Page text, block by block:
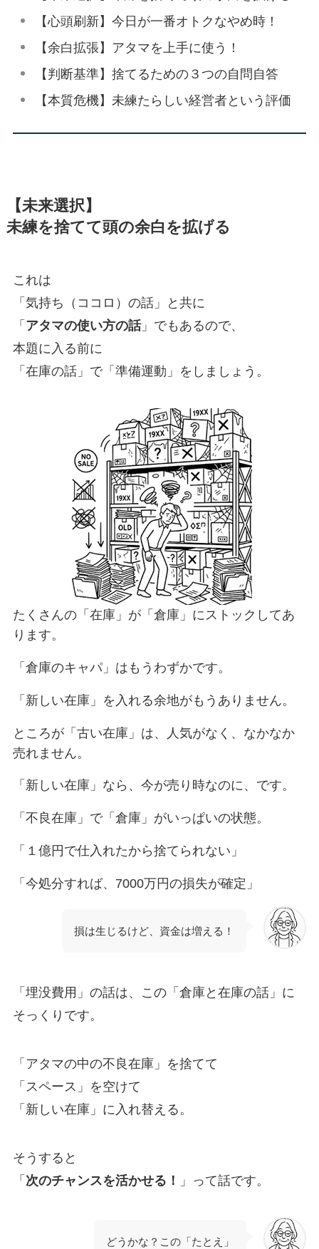
【心頭刷新】今日が一番オトクなやめ時！
【余白拡張】アタマを上手に使う！
【判断基準】捨てるための３つの自問自答
【本質危機】未練たらしい経営者という評価
【未来選択】
未練を捨てて頭の余白を拡げる
これは
「気持ち（ココロ）の話」と共に
「 アタマの使い方の話」でもあるので、
本題に入る前に
「在庫の話」で「準備運動」をしましょう。
たくさんの「在庫」が「倉庫」にストックしてあ
ります。
「倉庫のキャパ」はもうわずかです。
「新しい在庫」を入れる余地がもうありません。
ところが「古い在庫」は、人気がなく、なかなか
売れません。
「新しい在庫」なら、今が売り時なのに、です。
「不良在庫」で「倉庫」がいっぱいの状態。
「１億円で仕入れたから捨てられない」
「今処分すれば、7000万円の損失が確定」
損は生じるけど、資金は増える！
「埋没費用」の話は、この「倉庫と在庫の話」に
そっくりです。
「アタマの中の不良在庫」を捨てて
「スペース」を空けて
「新しい在庫」に入れ替える。
そうすると
「 次のチャンスを活かせる！ 」って話です。
どうかな？この「たとえ」